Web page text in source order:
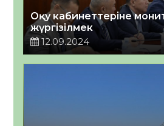
Оқу кабинеттеріне
жүргізілмек
12.09.2024